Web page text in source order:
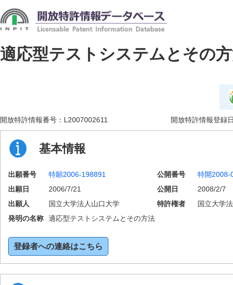
適応型テストシステムとその
開放特許情報番号： L2007002611 開放特許情報登録
基本情報
出願番号 特願2006-198891 公開番号 特開2008-
出願日
2006/7/21 公開日
2008/2/7
出願人
国立大学法人山口大学 特許権者 国立大学
発明の名称
適応型テストシステムとその方法
登録者への連絡はこちら